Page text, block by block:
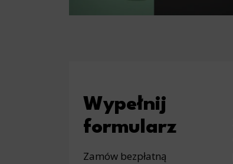
Wypełnij
formularz
Zamów bezpłatną